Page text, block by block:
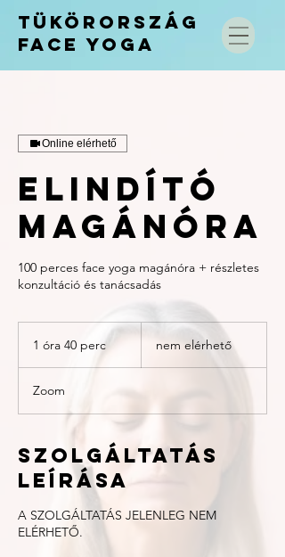
TÜKÖRORSZÁG
FACEYOGA
Online elérhető
Elindító
Magánóra
100 perces face yoga magánóra + részletes
konzultáció és tanácsadás
1 óra 40 perc
0
e
r
c
nem elérhető
Zoom
Szolgáltatás
leírása
A SZOLGÁLTATÁS JELENLEG NEM
ELÉRHETŐ.